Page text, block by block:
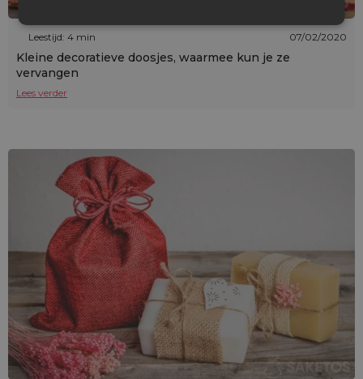
Leestijd: 4 min 07/02/2020
Kleine decoratieve doosjes, waarmee kun je ze
vervangen
Lees verder